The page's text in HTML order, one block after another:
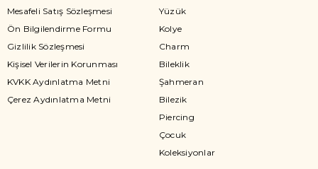
Mesafeli Satış Sözleşmesi
Ön Bilgilendirme Formu
Gizlilik Sözleşmesi
Kişisel Verilerin Korunması
KVKK Aydınlatma Metni
Çerez Aydınlatma Metni
Yüzük
Kolye
Charm
Bileklik
Şahmeran
Bilezik
Piercing
Çocuk
Koleksiyonlar